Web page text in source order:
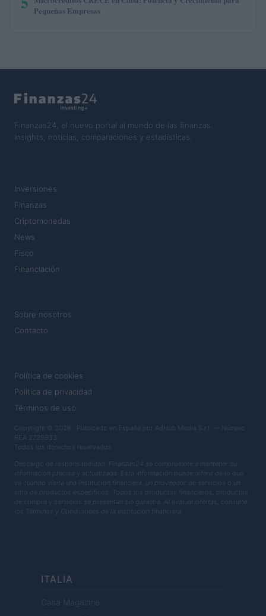
Pequeñas Empresas
Finanzas24, el nuevo portal al mundo de las finanzas.
Insights, noticias, comparaciones y estadísticas.
Inversiones
Finanzas
Criptomonedas
News
Fisco
Financiación
Sobre nosotros
Contacto
Política de cookies
Política de privacidad
Términos de uso
Copyright © 2026 · Publicado en España por AdHub Media S.r.l. — Número
REA 2729933
Todos los derechos reservados
Descargo de responsabilidad: Finanzas24 se compromete a mantener su
información precisa y actualizada. Esta información puede diferir de lo que
ve cuando visita una institución financiera, un proveedor de servicios o un
sitio de productos específicos. Todos los productos financieros, productos
de compra y servicios se presentan sin garantía. Al evaluar ofertas, consulte
los Términos y Condiciones de la institución financiera.
ITALIA
Casa Magazine